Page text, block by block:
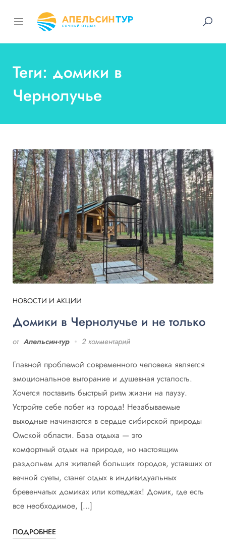
Теги: домики в
Чернолучье
НОВОСТИ И АКЦИИ
Домики в Чернолучье и не только
от Апельсин-тур 2 комментарий
Главной проблемой современного человека является
эмоциональное выгорание и душевная усталость.
Хочется поставить быстрый ритм жизни на паузу.
Устройте себе побег из города! Незабываемые
выходные начинаются в сердце сибирской природы
Омской области. База отдыха — это
комфортный отдых на природе, но настоящим
раздольем для жителей больших городов, уставших от
вечной суеты, станет отдых в индивидуальных
бревенчатых домиках или коттеджах! Домик, где есть
все необходимое, […]
ПОДРОБНЕЕ